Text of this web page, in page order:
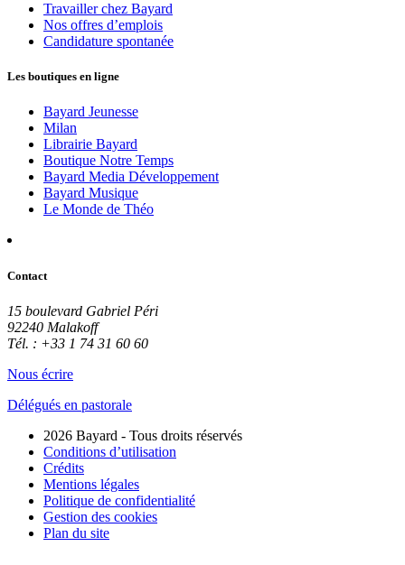
Travailler chez Bayard
Nos offres d’emplois
Candidature spontanée
Les boutiques en ligne
Bayard Jeunesse
Milan
Librairie Bayard
Boutique Notre Temps
Bayard Media Développement
Bayard Musique
Le Monde de Théo
Contact
15 boulevard Gabriel Péri
92240 Malakoff
Tél. : +33 1 74 31 60 60
Nous écrire
Délégués en pastorale
2026 Bayard - Tous droits réservés
Conditions d’utilisation
Crédits
Mentions légales
Politique de confidentialité
Gestion des cookies
Plan du site